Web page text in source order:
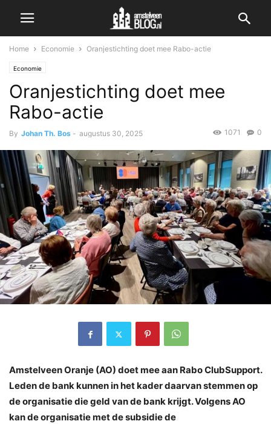
Home Economie Oranjestichting doet mee Rabo-actie
Economie
Oranjestichting doet mee
Rabo-actie
By Johan Th. Bos - augustus 30, 2025 0
1071
Amstelveen Oranje (AO) doet mee aan Rabo ClubSupport.
Leden de bank kunnen in het kader daarvan stemmen op
de organisatie die geld van de bank krijgt. Volgens AO
kan de organisatie met de subsidie de